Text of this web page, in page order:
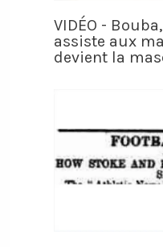
VIDÉO -
assiste aux
devient la